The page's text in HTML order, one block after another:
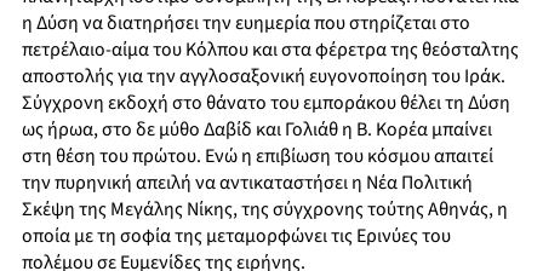
η Δύση να διατηρήσει την ευημερία που στηρίζεται στο
πετρέλαιο-αίμα του Κόλπου και στα φέρετρα της θεόσταλτης
αποστολής για την αγγλοσαξονική ευγονοποίηση του Ιράκ.
Σύγχρονη εκδοχή στο θάνατο του εμποράκου θέλει τη Δύση
ως ήρωα, στο δε μύθο Δαβίδ και Γολιάθ η Β. Κορέα μπαίνει
στη θέση του πρώτου. Ενώ η επιβίωση του κόσμου απαιτεί
την πυρηνική απειλή να αντικαταστήσει η Νέα Πολιτική
Σκέψη της Μεγάλης Νίκης, της σύγχρονης τούτης Αθηνάς, η
οποία με τη σοφία της μεταμορφώνει τις Ερινύες του
πολέμου σε Ευμενίδες της ειρήνης.